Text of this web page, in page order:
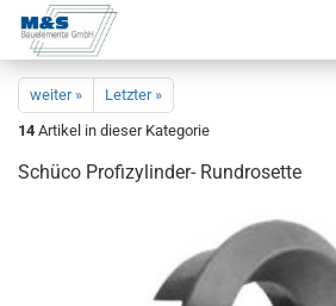
weiter »
Letzter »
14 Artikel in dieser Kategorie
Schü­co Profizylinder-​ Rund­ro­set­te